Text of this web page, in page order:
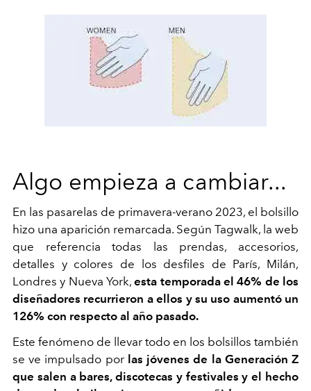
Algo empieza a cambiar...
En las pasarelas de primavera-verano 2023, el bolsillo
hizo una aparición remarcada. Según Tagwalk, la web
que referencia todas las prendas, accesorios,
detalles y colores de los desfiles de París, Milán,
Londres y Nueva York,esta temporada el 46% de los
diseñadores recurrieron a ellos y su uso aumentó un
126% con respecto al año pasado.
Este fenómeno de llevar todo en los bolsillos también
se ve impulsado por las jóvenes de la Generación Z
que salen a bares, discotecas y festivales y el hecho